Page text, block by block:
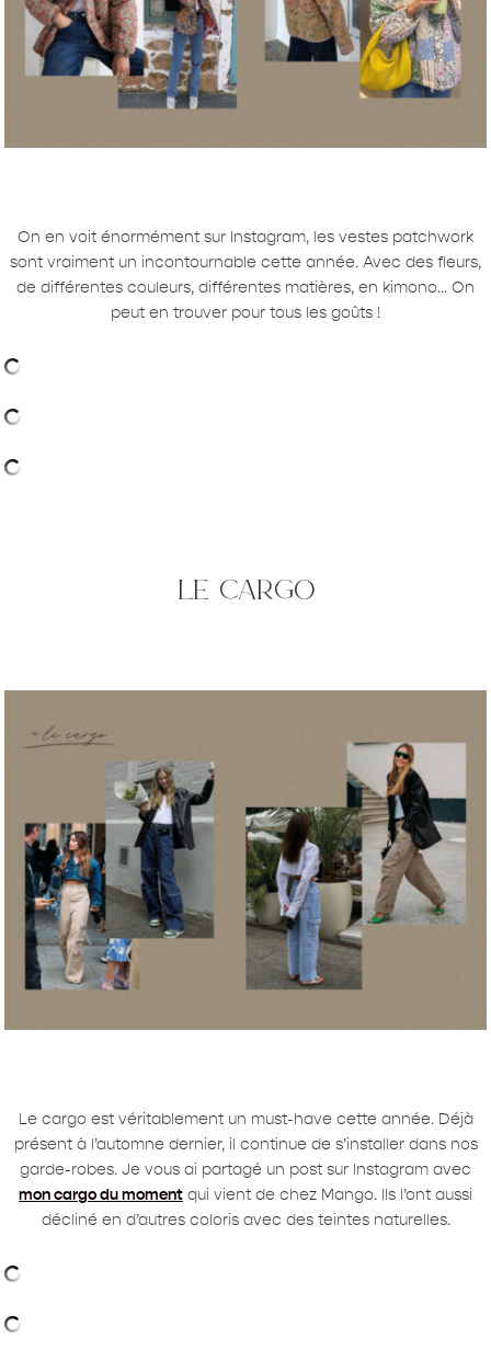
On en voit énormément sur Instagram, les vestes patchwork
sont vraiment un incontournable cette année. Avec des fleurs,
de différentes couleurs, différentes matières, en kimono… On
peut en trouver pour tous les goûts !
le cargo
Le cargo est véritablement un must-have cette année. Déjà
présent à l’automne dernier, il continue de s’installer dans nos
garde-robes. Je vous ai partagé un post sur Instagram avec
mon cargo du moment qui vient de chez Mango. Ils l’ont aussi
décliné en d’autres coloris avec des teintes naturelles.